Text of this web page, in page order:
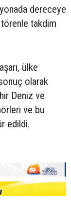
dereceye
takdim
ülke
olarak
Deniz ve
ve bu
edildi.